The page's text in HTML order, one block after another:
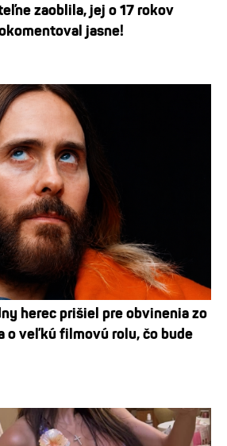
zaoblila, jej o 17 rokov
jasne!
herec prišiel pre obvinenia zo
o veľkú filmovú rolu, čo bude